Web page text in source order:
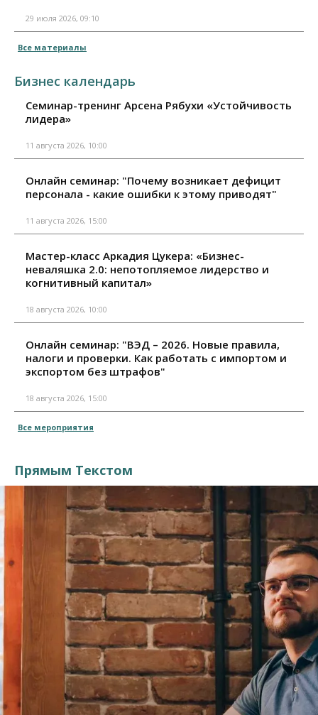
29 июля 2026, 09:10
Все материалы
Бизнес календарь
Семинар-тренинг Арсена Рябухи «Устойчивость
лидера»
11 августа 2026, 10:00
Онлайн семинар: "Почему возникает дефицит
персонала - какие ошибки к этому приводят"
11 августа 2026, 15:00
Мастер-класс Аркадия Цукера: «Бизнес-
неваляшка 2.0: непотопляемое лидерство и
когнитивный капитал»
18 августа 2026, 10:00
Онлайн семинар: "ВЭД – 2026. Новые правила,
налоги и проверки. Как работать с импортом и
экспортом без штрафов"
18 августа 2026, 15:00
Все мероприятия
Прямым Текстом